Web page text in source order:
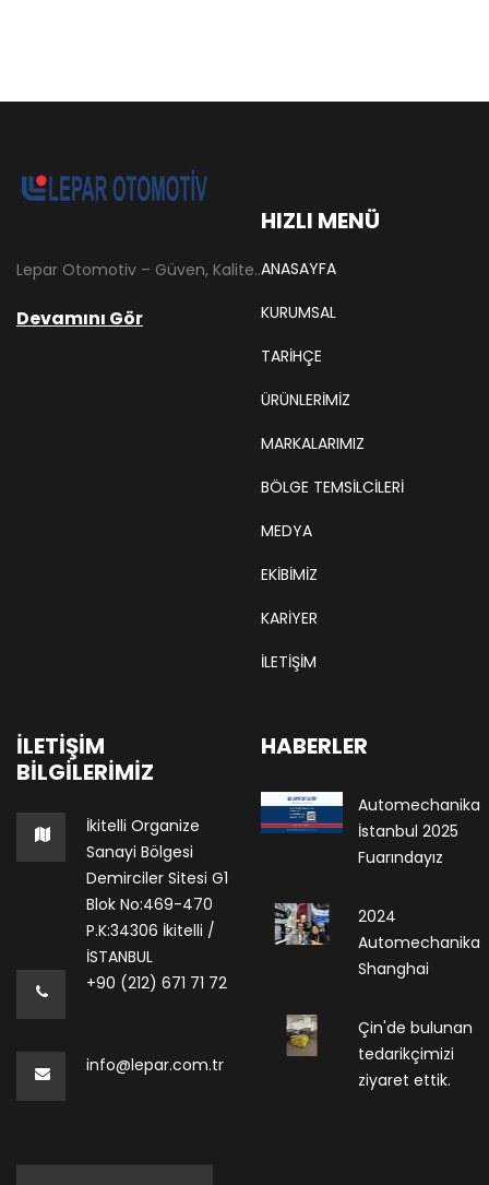
Lepar Otomotiv – Güven, Kalite ve İstikrarın Adresi Lepar Otomotiv, Türkiye’nin otomotiv yedek parça sektöründe köklü bir geçmişe sahip, yenilikçi ve öncü firmalarından biridir. 1966 yılında Hüsnü Leblebici tarafından Tokat’ta mütevazı bir girişim olarak kurulan firmamız, ilk etapta Ford kamyonları, Ford Otosan minibüsleri ve Anadol marka araçların ünite ve yedek parçalarının satışını gerçekleştirerek sektöre adım atmıştır.
Devamını Gör
HIZLI MENÜ
ANASAYFA
KURUMSAL
TARIHÇE
ÜRÜNLERİMİZ
MARKALARIMIZ
BÖLGE TEMSILCILERI
MEDYA
EKIBIMIZ
KARIYER
İLETİŞİM
İLETIŞIM
BILGILERIMIZ
İkitelli Organize
Sanayi Bölgesi
Demirciler Sitesi G1
Blok No:469-470
P.K:34306 İkitelli /
İSTANBUL
+90 (212) 671 71 72
info@lepar.com.tr
HABERLER
Automechanika
İstanbul 2025
Fuarındayız
2024
Automechanika
Shanghai
Çin'de bulunan
tedarikçimizi
ziyaret ettik.